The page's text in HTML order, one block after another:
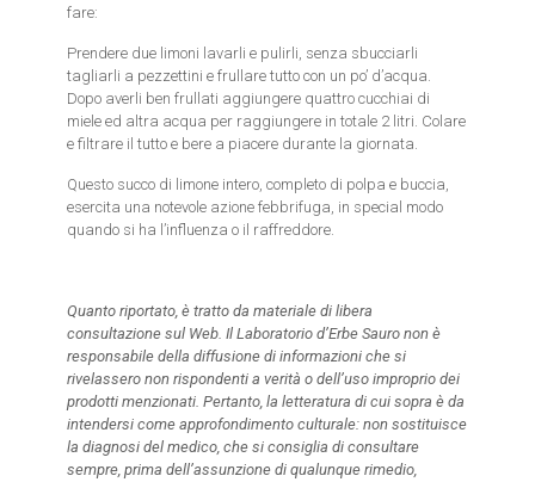
fare:
Prendere due limoni lavarli e pulirli, senza sbucciarli
tagliarli a pezzettini e frullare tutto con un po’ d’acqua.
Dopo averli ben frullati aggiungere quattro cucchiai di
miele ed altra acqua per raggiungere in totale 2 litri. Colare
e filtrare il tutto e bere a piacere durante la giornata.
Questo succo di limone intero, completo di polpa e buccia,
esercita una notevole azione febbrifuga, in special modo
quando si ha l’influenza o il raffreddore.
Quanto riportato, è tratto da materiale di libera
consultazione sul Web. Il Laboratorio d’Erbe Sauro non è
responsabile della diffusione di informazioni che si
rivelassero non rispondenti a verità o dell’uso improprio dei
prodotti menzionati. Pertanto, la letteratura di cui sopra è da
intendersi come approfondimento culturale: non sostituisce
la diagnosi del medico, che si consiglia di consultare
sempre, prima dell’assunzione di qualunque rimedio,